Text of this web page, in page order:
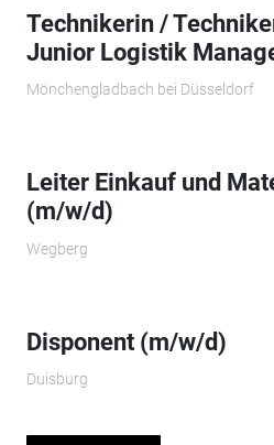
Technikerin /
Junior Logistik
Mönchengladbach bei Düsseldorf
Leiter Einkauf und
(m/w/d)
Wegberg
Disponent (m/w/d)
Duisburg